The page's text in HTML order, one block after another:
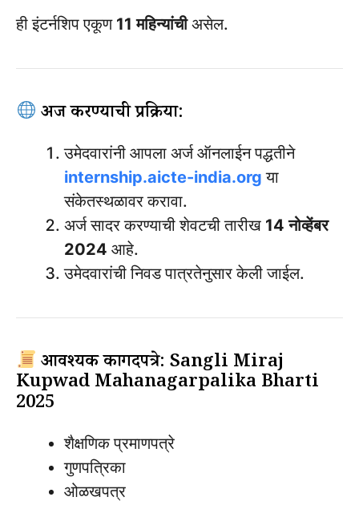
ही इंटर्नशिप एकूण 11 महिन्यांचीअसेल.
अर्ज करण्याची प्रक्रिया:
उमेदवारांनी आपला अर्ज ऑनलाईन पद्धतीने
internship.aicte-india.org या
संकेतस्थळावर करावा.
अर्ज सादर करण्याची शेवटची तारीख 14 नोव्हेंबर
2024 आहे.
उमेदवारांची निवड पात्रतेनुसार केली जाईल.
आवश्यक कागदपत्रे: Sangli Miraj
Kupwad Mahanagarpalika Bharti
2025
शैक्षणिक प्रमाणपत्रे
गुणपत्रिका
ओळखपत्र